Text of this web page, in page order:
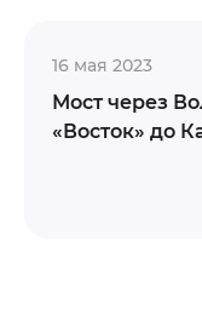
16 мая 2023
Мост через
«Восток» до